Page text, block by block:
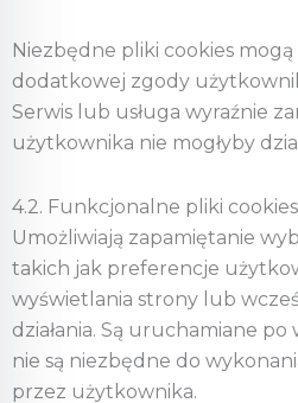
Niezbędne pliki cookies
dodatkowej zgody
Serwis lub usługa wyraźnie
użytkownika nie mogłyby
4.2. Funkcjonalne pliki cookies
Umożliwiają zapamiętanie
takich jak preferencje
wyświetlania strony lub
działania. Są uruchamiane
nie są niezbędne do
przez użytkownika.